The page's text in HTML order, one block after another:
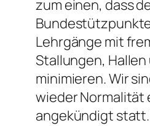
zum einen, dass
Lehrgänge mit
Stallungen,
minimieren. Wir
wieder Normalität
angekündigt